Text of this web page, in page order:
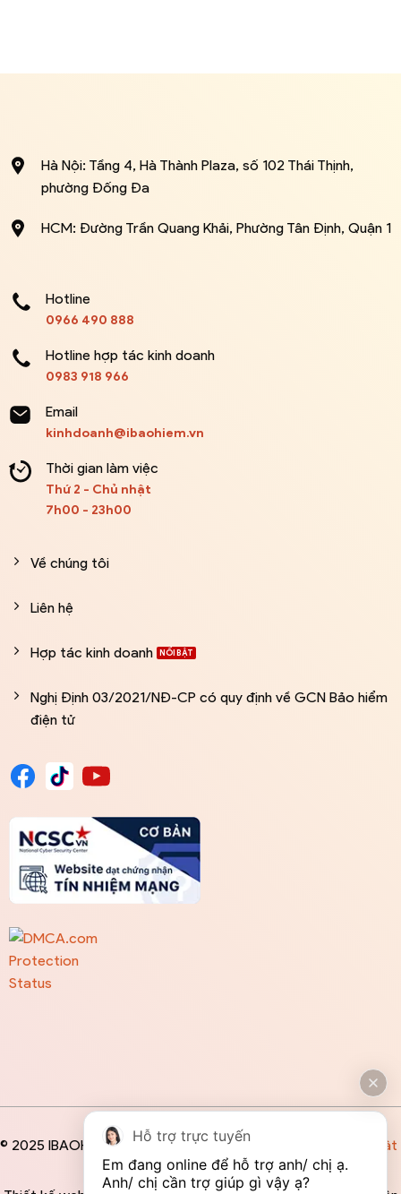
Hà Nội: Tầng 4, Hà Thành Plaza, số 102 Thái Thịnh,
phường Đống Đa
HCM: Đường Trần Quang Khải, Phường Tân Định, Quận 1
Hotline
0966 490 888
Hotline hợp tác kinh doanh
0983 918 966
Email
kinhdoanh@ibaohiem.vn
Thời gian làm việc
Thứ 2 - Chủ nhật
7h00 - 23h00
Về chúng tôi
Liên hệ
Hợp tác kinh doanh
Nghị Định 03/2021/NĐ-CP có quy định về GCN Bảo hiểm
điện tử
© 2025 IBAOHIEM Điều khoản Chính sách bảo mật
Hỗ trợ trực tuyến
Em đang online để hỗ trợ anh/ chị ạ.
Anh/ chị cần trợ giúp gì vậy ạ?